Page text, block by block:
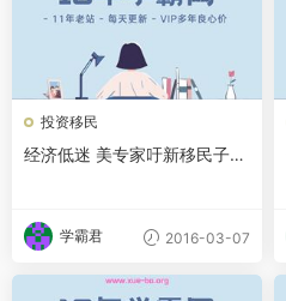
投资移民
经济低迷 美专家吁新移民子女
学霸君 2016-03-07